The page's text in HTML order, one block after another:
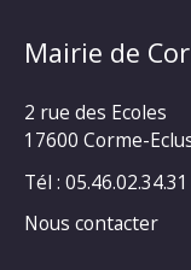
Mairie de
2 rue des Ecoles
17600 Corme-
Tél : 05.46.02.34.31
Nous contacter